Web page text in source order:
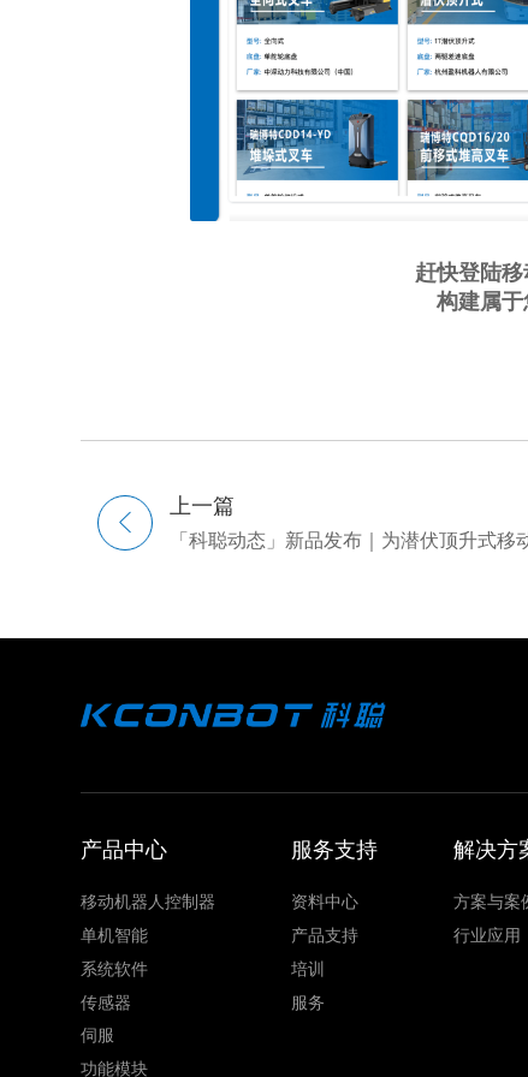
赶快登陆
构建属
上一篇
「科聪动态」新品发布｜为潜伏顶升式移
产品中心
移动机器人控制器
单机智能
系统软件
传感器
伺服
功能模块
服务支持
资料中心
产品支持
培训
服务
解决方
方案与案
行业应用